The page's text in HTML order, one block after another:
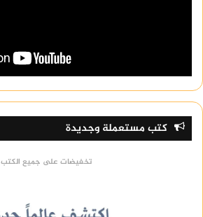
كتب مستعملة وجديدة
تخفيضات على جميع الكتب